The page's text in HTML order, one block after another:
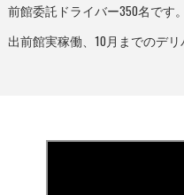
前館委託ドライバー350名です。
出前館実稼働、10月までのデリ